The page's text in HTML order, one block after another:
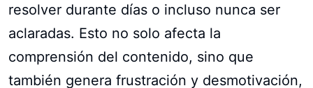
resolver durante días o incluso nunca ser
aclaradas. Esto no solo afecta la
comprensión del contenido, sino que
también genera frustración y desmotivación,